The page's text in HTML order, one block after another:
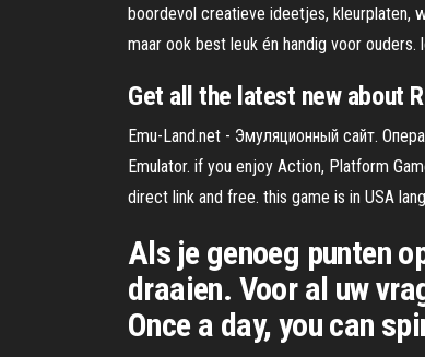
boordevol creatieve ideetjes, kleurplaten,
maar ook best leuk én handig voor
Get all the latest new about
Emu-Land.net - Эмуляционный сайт.
Emulator. if you enjoy Action, Platform
direct link and free. this game is in USA
Als je genoeg punten
draaien. Voor al uw
Once a day, you can